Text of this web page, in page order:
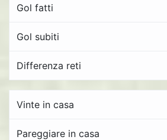
Gol fatti
Gol subiti
Differenza reti
Vinte in casa
Pareggiare in casa